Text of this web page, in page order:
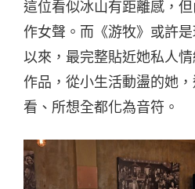
這位看似冰山有距離感，
作女聲。而《游牧》或許
以來，最完整貼近她私人
作品，從小生活動盪的她
看、所想全都化為音符。